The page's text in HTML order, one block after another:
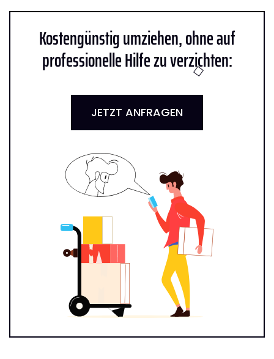
Kostengünstig umziehen, ohne auf
professionelle Hilfe zu verzichten:
JETZT ANFRAGEN